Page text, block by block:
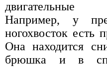
двигательные
Например, у
ногохвосток есть
Она находится
брюшка и в